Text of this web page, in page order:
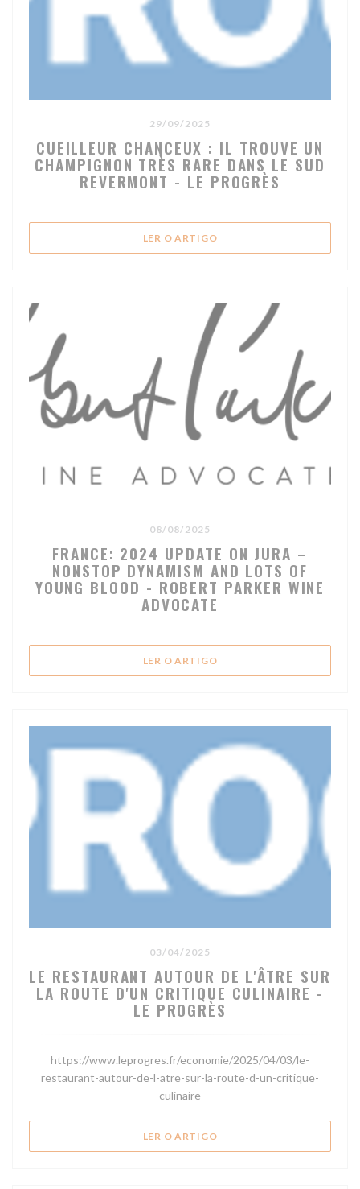
29/09/2025
CUEILLEUR CHANCEUX : IL TROUVE UN
CHAMPIGNON TRÈS RARE DANS LE SUD
REVERMONT - LE PROGRÈS
LER O ARTIGO((ABRE NUMA NOVA
08/08/2025
FRANCE: 2024 UPDATE ON JURA –
NONSTOP DYNAMISM AND LOTS OF
YOUNG BLOOD - ROBERT PARKER WINE
ADVOCATE
LER O ARTIGO((ABRE NUMA NOVA
03/04/2025
LE RESTAURANT AUTOUR DE L'ÂTRE SUR
LA ROUTE D'UN CRITIQUE CULINAIRE -
LE PROGRÈS
https://www.leprogres.fr/economie/2025/04/03/le-
restaurant-autour-de-l-atre-sur-la-route-d-un-critique-
culinaire
LER O ARTIGO((ABRE NUMA NOVA